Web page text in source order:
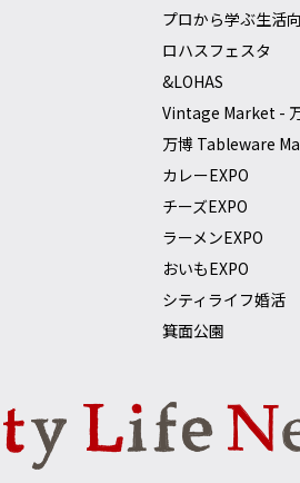
プロから学ぶ生活
ロハスフェスタ
&LOHAS
Vintage Market -
万博 Tableware
カレーEXPO
チーズEXPO
ラーメンEXPO
おいもEXPO
シティライフ婚活
箕面公園